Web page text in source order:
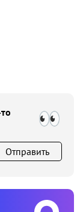
Отправить